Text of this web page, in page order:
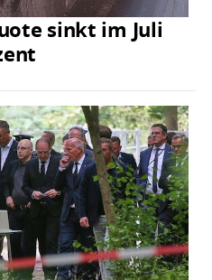
sinkt im Juli